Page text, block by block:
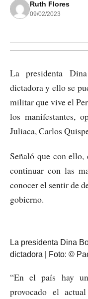
Ruth Flores
09/02/2023
La presidenta
dictadora y ello se
militar que vive el
los manifestantes,
Juliaca, Carlos
Señaló que con
continuar con las
conocer el sentir de
gobierno.
La presidenta Dina
dictadora | Foto: ©
“En el país hay
provocado el